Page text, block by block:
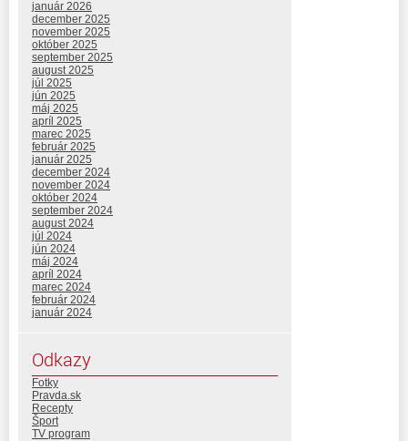
január 2026
december 2025
november 2025
október 2025
september 2025
august 2025
júl 2025
jún 2025
máj 2025
apríl 2025
marec 2025
február 2025
január 2025
december 2024
november 2024
október 2024
september 2024
august 2024
júl 2024
jún 2024
máj 2024
apríl 2024
marec 2024
február 2024
január 2024
Odkazy
Fotky
Pravda.sk
Recepty
Šport
TV program